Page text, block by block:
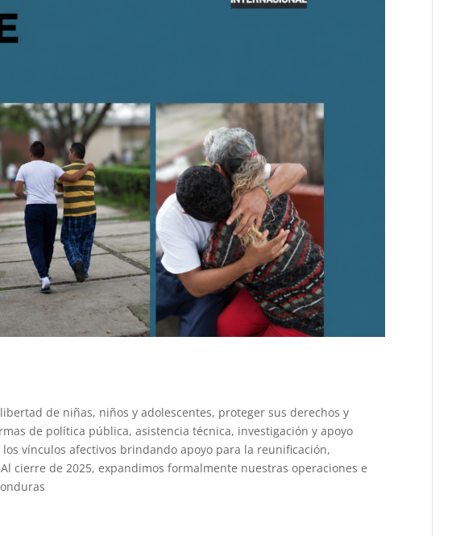
de niñas, niños y adolescentes, proteger sus derechos y
de política pública, asistencia técnica, investigación y apoyo
vínculos afectivos brindando apoyo para la reunificación,
cierre de 2025, expandimos formalmente nuestras operaciones e